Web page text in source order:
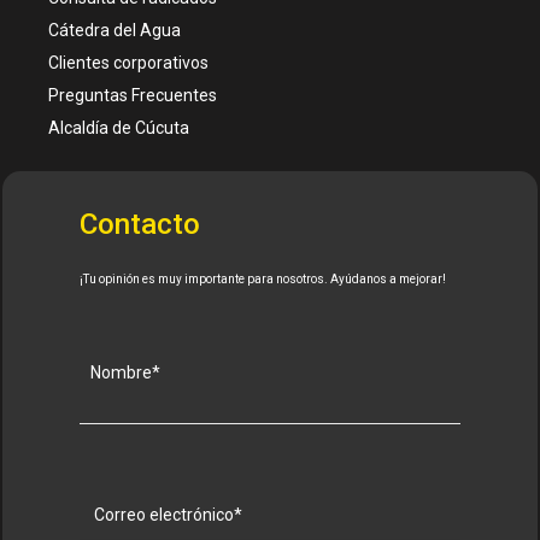
Cátedra del Agua
Clientes corporativos
Preguntas Frecuentes
Alcaldía de Cúcuta
Contacto
¡Tu opinión es muy importante para nosotros. Ayúdanos a mejorar!